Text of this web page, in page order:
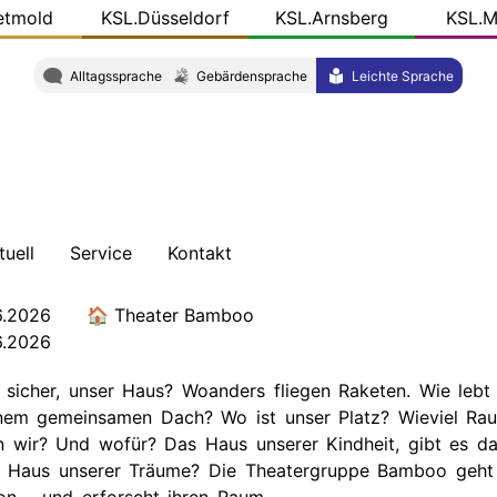
KSL.Düsseldorf KSL.Arnsberg
Alltagssprache Gebärdensprache Leichte Sprache
Service
Schulungen
KSL-
Konkret
Kontakt
Wegbeschreibung
Theater Bamboo
unser Haus? Woanders fliegen Raketen. Wie
gemeinsamen Dach? Wo ist unser Platz? Wieviel
wir? Und wofür? Das Haus unserer Kindheit, gibt es
unserer Träume? Die Theatergruppe Bamboo